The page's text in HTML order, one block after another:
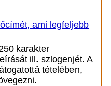
ami legfeljebb
karakter
ill. szlogenjét. A
tételében,